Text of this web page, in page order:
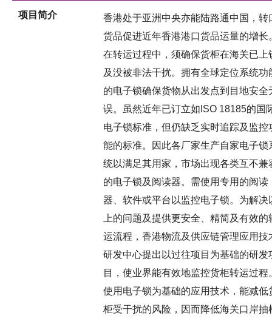
项目简介
香港处于亚洲中央亦能陆路通中国，转
货品促进近年香港港口货品运量的增长
在转运过程中，须确保货柜在海关已上
及没被非法干扰。拥有全球定位系统功
的电子锁确保货物从出发点到目地安全
误。虽然近年已订立如ISO 18185的国
电子锁标准，但仍缺乏实时追踪及监控
能的标准。因此各厂家生产自家电子锁
统以满足其用家，市场出现各类互不兼
的电子锁及阅读器。需使用专用的阅读
器、软件或平台以监控电子锁。为解决
上的问题及提供更安全、精简及有效的
运流程，香港物流及供应链管理应用技
研发中心提出以过往项目为基础的研发
目，使业界能有效地监控货柜转运过程
使用电子锁为基础的应用技术，能减低
柜受干扰的风险，因而降低海关口岸抽